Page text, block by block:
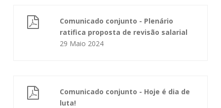
Comunicado conjunto - Plenário
ratifica proposta de revisão salarial
29 Maio 2024
Comunicado conjunto - Hoje é dia de
luta!